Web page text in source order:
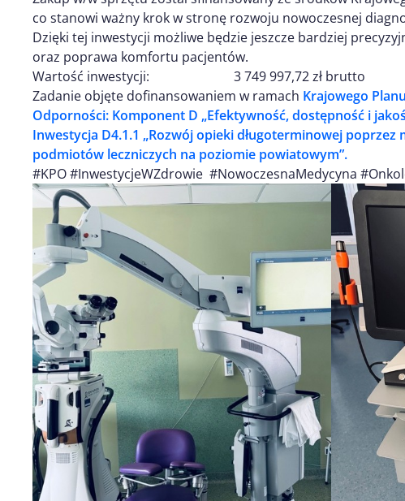
co stanowi ważny krok w stronę rozwoju nowoczesnej
Dzięki tej inwestycji możliwe będzie jeszcze bardziej
oraz poprawa komfortu pacjentów.
Wartość inwestycji: 3 749 997,72 zł brutto
Zadanie objęte dofinansowaniem w ramach Krajowego
Odporności: Komponent D „Efektywność, dostępność i
Inwestycja D4.1.1 „Rozwój opieki długoterminowej
podmiotów leczniczych na poziomie powiatowym”.
#KPO #InwestycjeWZdrowie #NowoczesnaMedycyna